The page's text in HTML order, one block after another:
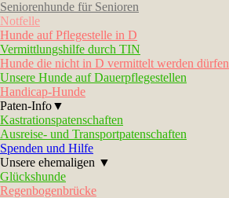
Seniorenhunde für Senioren
Notfelle
Hunde auf Pflegestelle in D
Vermittlungshilfe durch TIN
Hunde die nicht in D vermittelt werden dürfen
Unsere Hunde auf Dauerpflegestellen
Handicap-Hunde
Paten-Info▼
Kastrationspatenschaften
Ausreise- und Transportpatenschaften
Spenden und Hilfe
Unsere ehemaligen ▼
Glückshunde
Regenbogenbrücke